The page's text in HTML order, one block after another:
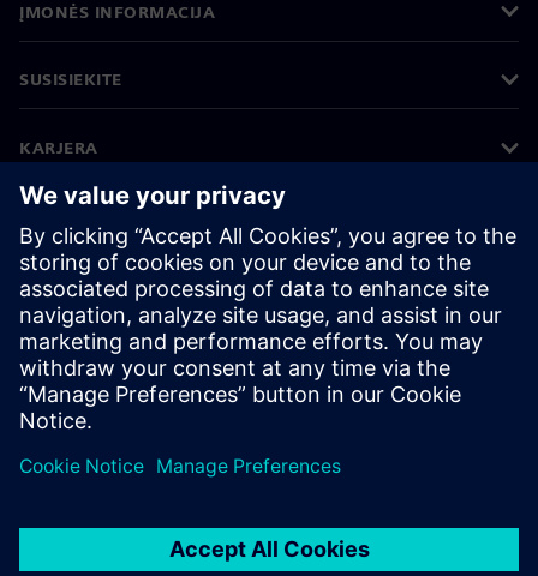
ĮMONĖS INFORMACIJA
SUSISIEKITE
KARJERA
©Siemens 2026
Įmonės informacija
Privatumo pranešimas
Pranešimas apie slapukus
Naudojimosi sąlygos
Skaitmeninis ID